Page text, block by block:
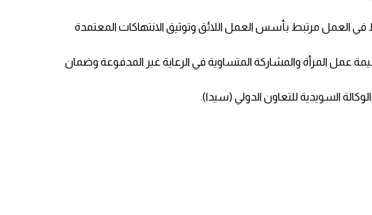
العمل مرتبط بأسس العمل اللائق وتوثيق الانتهاكات المعتمدة
المرأة والمشاركة المتساوية في الرعاية غير المدفوعة وضمان
السويدية للتعاون الدولي (سيدا).